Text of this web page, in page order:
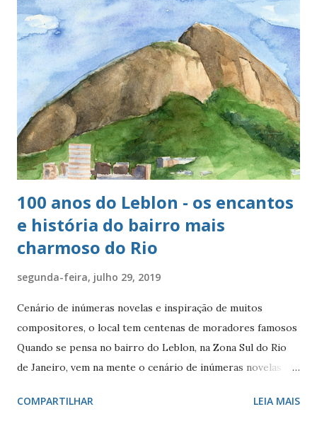
100 anos do Leblon - os encantos
e história do bairro mais
charmoso do Rio
segunda-feira, julho 29, 2019
Cenário de inúmeras novelas e inspiração de muitos
compositores, o local tem centenas de moradores famosos
Quando se pensa no bairro do Leblon, na Zona Sul do Rio
de Janeiro, vem na mente o cenário de inúmeras novelas de
compositores e poetas. Como defini-lo? Calmo e elegante.
COMPARTILHAR LEIA MAIS